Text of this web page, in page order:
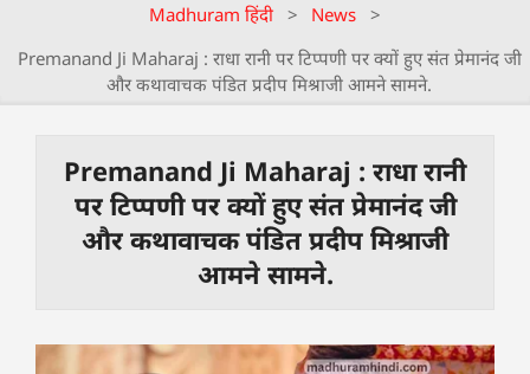
Madhuram हिंदी > News >
Premanand Ji Maharaj : राधा रानी पर टिप्पणी पर क्यों हुए संत प्रेमानंद जी
और कथावाचक पंडित प्रदीप मिश्राजी आमने सामने.
Premanand Ji Maharaj : राधा रानी
पर टिप्पणी पर क्यों हुए संत प्रेमानंद जी
और कथावाचक पंडित प्रदीप मिश्राजी
आमने सामने.